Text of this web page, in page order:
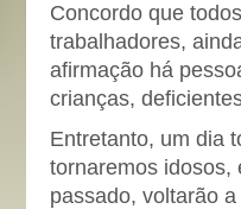
Concordo que
trabalhadores,
afirmação há
crianças,
Entretanto, um dia
tornaremos idosos,
passado, voltarão